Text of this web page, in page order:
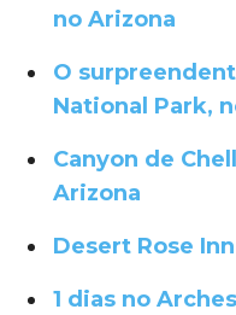
no Arizona
O
National Park,
Canyon de
Arizona
Desert Rose
1 dias no